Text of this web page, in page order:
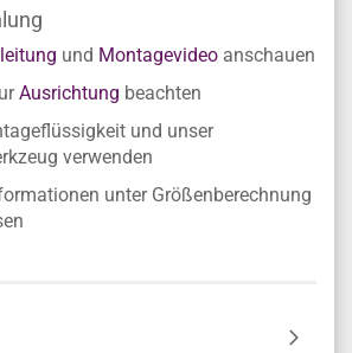
und Montagevideo anschauen
Ausrichtung beachten
und unser
verwenden
unter Größenberechnung